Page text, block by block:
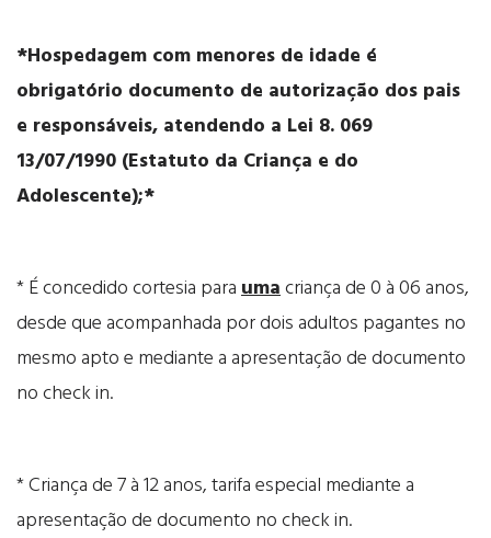
*Hospedagem com menores de idade é
obrigatório documento de autorização dos pais
e responsáveis, atendendo a Lei 8. 069
13/07/1990 (Estatuto da Criança e do
Adolescente);*
* É concedido cortesia paraumacriança de 0 à 06 anos,
desde que acompanhada por dois adultos pagantes no
mesmo apto e mediante a apresentação de documento
no check in.
* Criança de 7 à 12 anos, tarifa especial mediante a
apresentação de documento no check in.